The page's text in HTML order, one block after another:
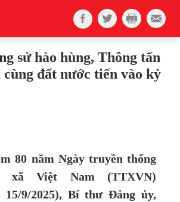
sử hào hùng, Thông tấn
đất nước tiến vào kỷ
80 năm Ngày truyền thống
xã Việt Nam (TTXVN)
15/9/2025), Bí thư Đảng ủy,